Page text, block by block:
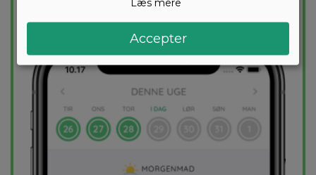
Læs mere
Accepter